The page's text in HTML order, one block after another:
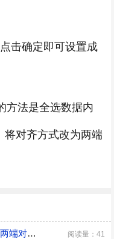
击确定即可设置成
方法是全选数据内
将对齐方式改为两端
word中部两端对齐怎么设置word中部两端对齐如何设置 阅读量：41